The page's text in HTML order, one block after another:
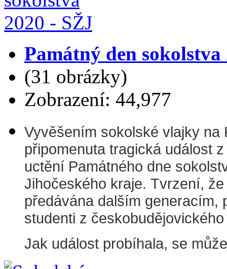
Památný den sokolstva
(31 obrázky)
Zobrazení: 44,977
Vyvěšením sokolské vlajky
připomenuta tragická událost
uctění Památného dne
Jihočeského kraje. Tvrzení,
předávána dalším generacím,
studenti z
Jak událost probíhala, se